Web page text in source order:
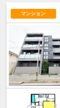
マンション